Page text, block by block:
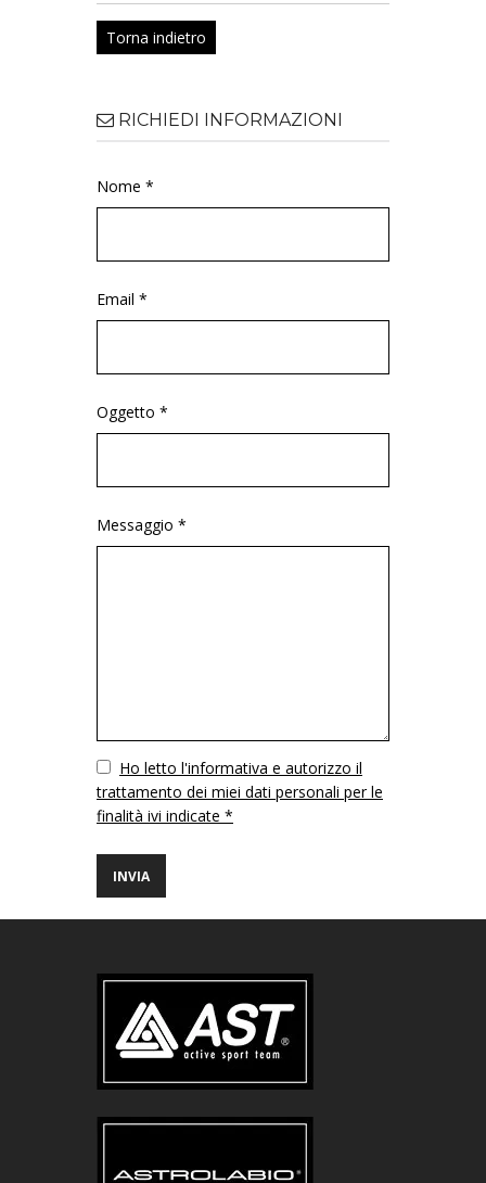
Torna indietro
RICHIEDI INFORMAZIONI
Nome *
Email *
Oggetto *
Messaggio *
VuotoHo letto l'informativa e autorizzo il
trattamento dei miei dati personali per le
finalità ivi indicate *